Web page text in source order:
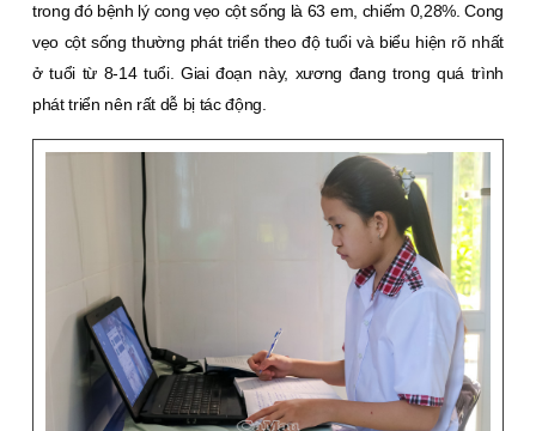
trong đó bệnh lý cong vẹo cột sống là 63 em, chiếm 0,28%. Cong
vẹo cột sống thường phát triển theo độ tuổi và biểu hiện rõ nhất
ở tuổi từ 8-14 tuổi. Giai đoạn này, xương đang trong quá trình
phát triển nên rất dễ bị tác động.